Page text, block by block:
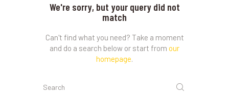
We're sorry, but your query did not
match
Can't find what you need? Take a moment
and do a search below or start from our
homepage.